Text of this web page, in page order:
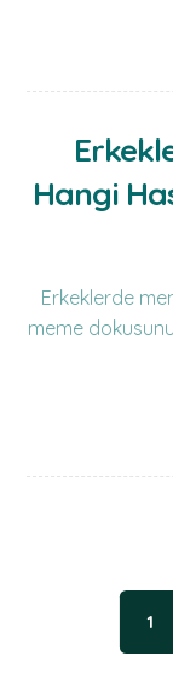
Hangi
Erkeklerde
meme
1